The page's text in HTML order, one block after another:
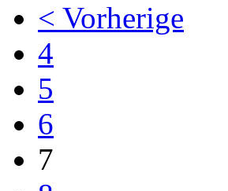
< Vorherige
4
5
6
7